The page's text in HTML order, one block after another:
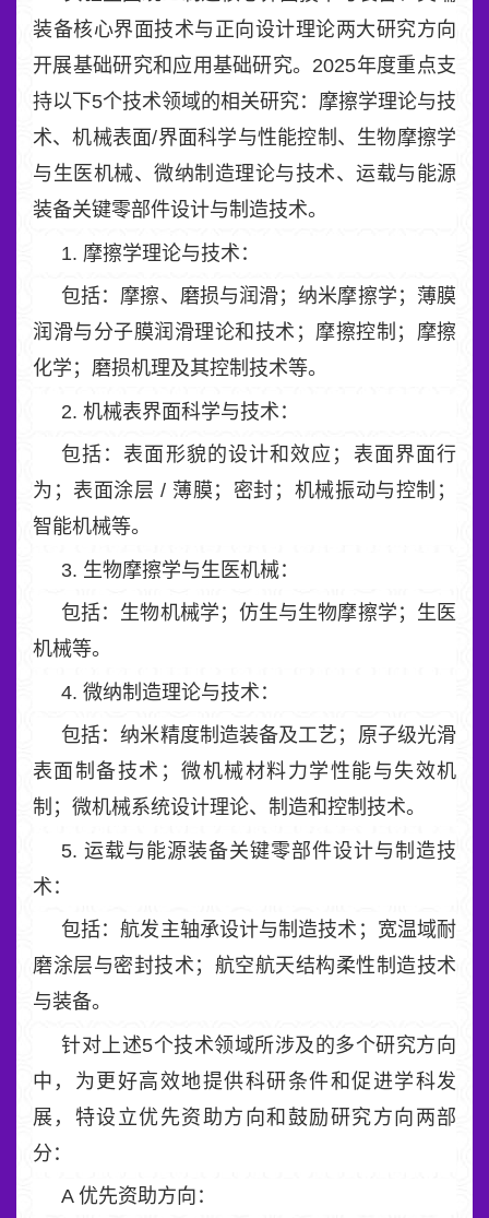
装备核心界面技术与正向设计理论两大研究方向
开展基础研究和应用基础研究。2025年度重点支
持以下5个技术领域的相关研究：摩擦学理论与技
术、机械表面/界面科学与性能控制、生物摩擦学
与生医机械、微纳制造理论与技术、运载与能源
装备关键零部件设计与制造技术。
1. 摩擦学理论与技术：
包括：摩擦、磨损与润滑；纳米摩擦学；薄膜
润滑与分子膜润滑理论和技术；摩擦控制；摩擦
化学；磨损机理及其控制技术等。
2. 机械表界面科学与技术：
包括：表面形貌的设计和效应；表面界面行
为；表面涂层 / 薄膜；密封；机械振动与控制；
智能机械等。
3. 生物摩擦学与生医机械：
包括：生物机械学；仿生与生物摩擦学；生医
机械等。
4. 微纳制造理论与技术：
包括：纳米精度制造装备及工艺；原子级光滑
表面制备技术；微机械材料力学性能与失效机
制；微机械系统设计理论、制造和控制技术。
5. 运载与能源装备关键零部件设计与制造技
术：
包括：航发主轴承设计与制造技术；宽温域耐
磨涂层与密封技术；航空航天结构柔性制造技术
与装备。
针对上述5个技术领域所涉及的多个研究方向
中，为更好高效地提供科研条件和促进学科发
展，特设立优先资助方向和鼓励研究方向两部
分：
A 优先资助方向：